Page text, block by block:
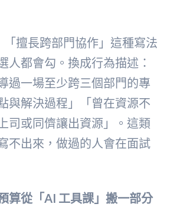
「擅長跨部門協作」這種寫法
人都會勾。換成行為描述：
過一場至少跨三個部門的專
與解決過程」「曾在資源不
司或同儕讓出資源」。這類
不出來，做過的人會在面試
算從「AI 工具課」搬一部分